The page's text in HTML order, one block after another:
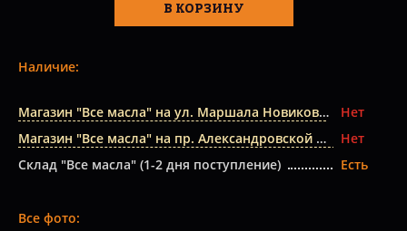
В КОРЗИНУ
Наличие:
Магазин "Все масла" на ул. Маршала Новикова
Нет
Магазин "Все масла" на пр. Александровской Фермы
Нет
Склад "Все масла" (1-2 дня поступление)
Есть
Все фото: